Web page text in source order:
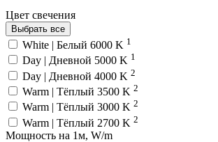
Цвет свечения
Выбрать все
White | Белый 6000 K 1
Day | Дневной 5000 K 1
Day | Дневной 4000 K 2
Warm | Тёплый 3500 K 2
Warm | Тёплый 3000 K 2
Warm | Тёплый 2700 K 2
Мощность на 1м, W/m